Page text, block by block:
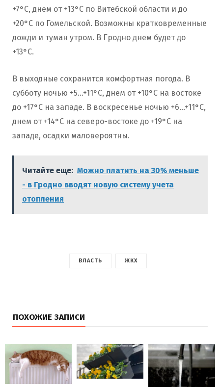
+7°C, днем от +13°C по Витебской области и до
+20°C по Гомельской. Возможны кратковременные
дожди и туман утром. В Гродно днем будет до
+13°C.
В выходные сохранится комфортная погода. В
субботу ночью +5…+11°C, днем от +10°C на востоке
до +17°C на западе. В воскресенье ночью +6…+11°C,
днем от +14°C на северо-востоке до +19°C на
западе, осадки маловероятны.
Читайте еще: Можно платить на 30% меньше
- в Гродно вводят новую систему учета
отопления
ВЛАСТЬ ЖКХ
ПОХОЖИЕ ЗАПИСИ